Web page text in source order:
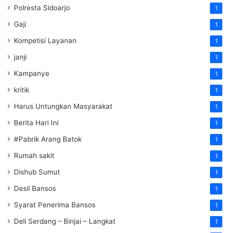
Polresta Sidoarjo 1
Gaji 1
Kompetisi Layanan 1
janji 1
Kampanye 1
kritik 1
Harus Untungkan Masyarakat 1
Berita Hari Ini 1
#Pabrik Arang Batok 1
Rumah sakit 1
Dishub Sumut 1
Desil Bansos 1
Syarat Penerima Bansos 1
Deli Serdang – Binjai – Langkat 1